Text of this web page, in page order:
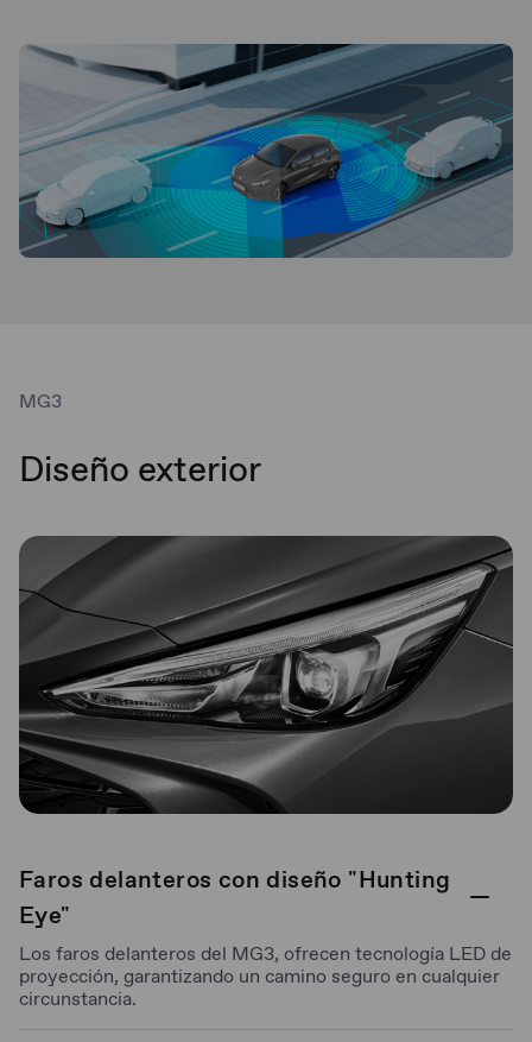
MG3
Diseño exterior
Faros delanteros con diseño "Hunting
Eye"
Los faros delanteros del MG3, ofrecen tecnología LED de
proyección, garantizando un camino seguro en cualquier
circunstancia.